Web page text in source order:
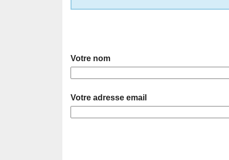
Votre nom
Votre adresse email